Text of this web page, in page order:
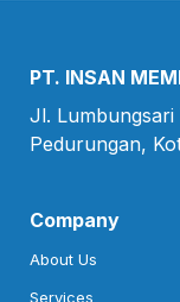
PT. INSAN
Jl. Lumbungsari
Pedurungan,
Company
About Us
Services